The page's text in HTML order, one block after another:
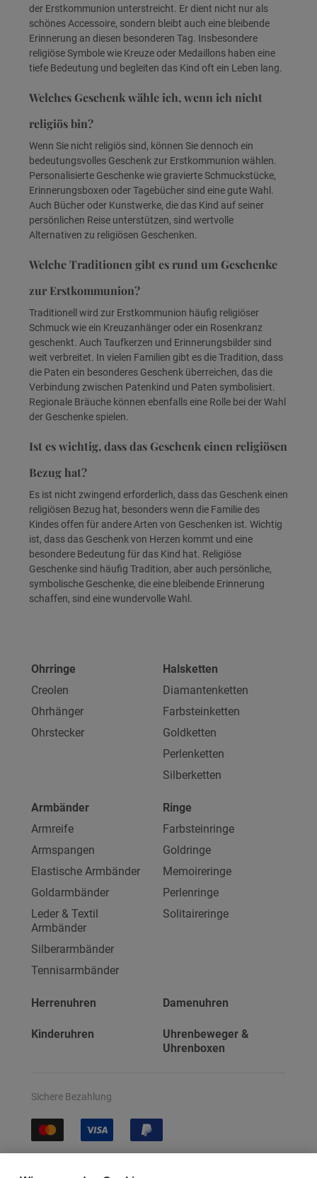
der Erstkommunion unterstreicht. Er dient nicht nur als
schönes Accessoire, sondern bleibt auch eine bleibende
Erinnerung an diesen besonderen Tag. Insbesondere
religiöse Symbole wie Kreuze oder Medaillons haben eine
tiefe Bedeutung und begleiten das Kind oft ein Leben lang.
Welches Geschenk wähle ich, wenn ich nicht
religiös bin?
Wenn Sie nicht religiös sind, können Sie dennoch ein
bedeutungsvolles Geschenk zur Erstkommunion wählen.
Personalisierte Geschenke wie gravierte Schmuckstücke,
Erinnerungsboxen oder Tagebücher sind eine gute Wahl.
Auch Bücher oder Kunstwerke, die das Kind auf seiner
persönlichen Reise unterstützen, sind wertvolle
Alternativen zu religiösen Geschenken.
Welche Traditionen gibt es rund um Geschenke
zur Erstkommunion?
Traditionell wird zur Erstkommunion häufig religiöser
Schmuck wie ein Kreuzanhänger oder ein Rosenkranz
geschenkt. Auch Taufkerzen und Erinnerungsbilder sind
weit verbreitet. In vielen Familien gibt es die Tradition, dass
die Paten ein besonderes Geschenk überreichen, das die
Verbindung zwischen Patenkind und Paten symbolisiert.
Regionale Bräuche können ebenfalls eine Rolle bei der Wahl
der Geschenke spielen.
Ist es wichtig, dass das Geschenk einen religiösen
Bezug hat?
Es ist nicht zwingend erforderlich, dass das Geschenk einen
religiösen Bezug hat, besonders wenn die Familie des
Kindes offen für andere Arten von Geschenken ist. Wichtig
ist, dass das Geschenk von Herzen kommt und eine
besondere Bedeutung für das Kind hat. Religiöse
Geschenke sind häufig Tradition, aber auch persönliche,
symbolische Geschenke, die eine bleibende Erinnerung
schaffen, sind eine wundervolle Wahl.
Ohrringe
Creolen
Ohrhänger
Ohrstecker
Halsketten
Diamantenketten
Farbsteinketten
Goldketten
Perlenketten
Silberketten
Armbänder
Armreife
Armspangen
Elastische Armbänder
Goldarmbänder
Leder & Textil
Armbänder
Silberarmbänder
Tennisarmbänder
Ringe
Farbsteinringe
Goldringe
Memoireringe
Perlenringe
Solitaireringe
Herrenuhren Damenuhren
Kinderuhren
Uhrenbeweger &
Uhrenboxen
Sichere Bezahlung